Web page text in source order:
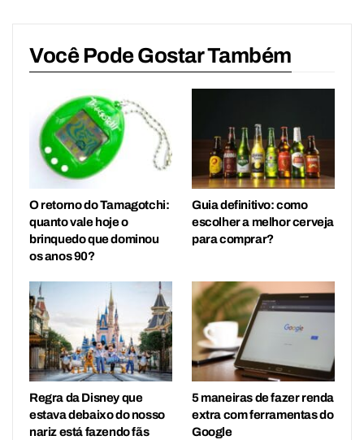
Você Pode Gostar Também
O retorno do Tamagotchi:
quanto vale hoje o
brinquedo que dominou
os anos 90?
Guia definitivo: como
escolher a melhor cerveja
para comprar?
Regra da Disney que
estava debaixo do nosso
nariz está fazendo fãs
5 maneiras de fazer renda
extra com ferramentas do
Google